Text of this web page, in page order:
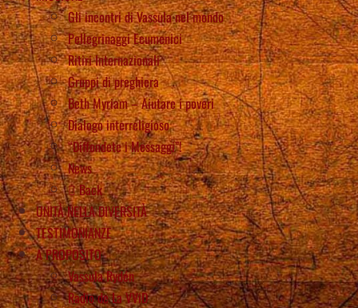
Gli incontri di Vassula nel mondo
Pellegrinaggi Ecumenici
Ritiri Internazionali
Gruppi di preghiera
Beth Myriam – Aiutare i poveri
Dialogo interreligioso
“Diffondete i Messaggi”!
News
Back
UNITÀ NELLA DIVERSITÀ
TESTIMONIANZE
A PROPOSITO
Vassula Rydén
Radio de La VViD